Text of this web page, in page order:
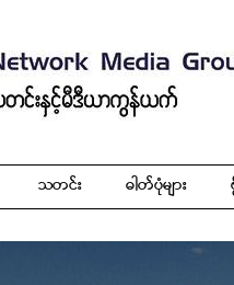
သတင်း ဓါတ်ပုံများ